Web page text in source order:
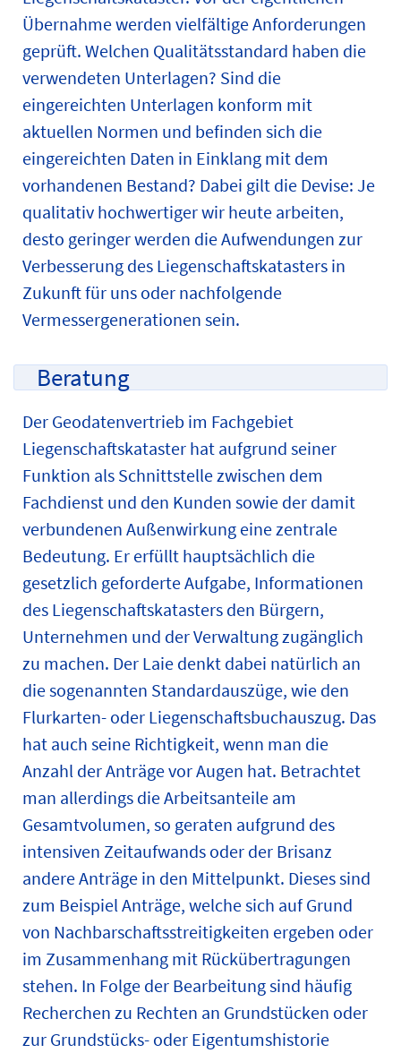
Übernahme werden vielfältige Anforderungen
geprüft. Welchen Qualitätsstandard haben die
verwendeten Unterlagen? Sind die
eingereichten Unterlagen konform mit
aktuellen Normen und befinden sich die
eingereichten Daten in Einklang mit dem
vorhandenen Bestand? Dabei gilt die Devise: Je
qualitativ hochwertiger wir heute arbeiten,
desto geringer werden die Aufwendungen zur
Verbesserung des Liegenschaftskatasters in
Zukunft für uns oder nachfolgende
Vermessergenerationen sein.
Beratung
Der Geodatenvertrieb im Fachgebiet
Liegenschaftskataster hat aufgrund seiner
Funktion als Schnittstelle zwischen dem
Fachdienst und den Kunden sowie der damit
verbundenen Außenwirkung eine zentrale
Bedeutung. Er erfüllt hauptsächlich die
gesetzlich geforderte Aufgabe, Informationen
des Liegenschaftskatasters den Bürgern,
Unternehmen und der Verwaltung zugänglich
zu machen. Der Laie denkt dabei natürlich an
die sogenannten Standardauszüge, wie den
Flurkarten- oder Liegenschaftsbuchauszug. Das
hat auch seine Richtigkeit, wenn man die
Anzahl der Anträge vor Augen hat. Betrachtet
man allerdings die Arbeitsanteile am
Gesamtvolumen, so geraten aufgrund des
intensiven Zeitaufwands oder der Brisanz
andere Anträge in den Mittelpunkt. Dieses sind
zum Beispiel Anträge, welche sich auf Grund
von Nachbarschaftsstreitigkeiten ergeben oder
im Zusammenhang mit Rückübertragungen
stehen. In Folge der Bearbeitung sind häufig
Recherchen zu Rechten an Grundstücken oder
zur Grundstücks- oder Eigentumshistorie